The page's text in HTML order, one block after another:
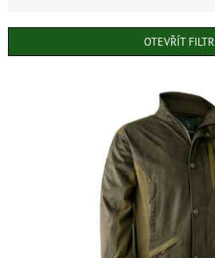
í
OTEVŘÍT FILTR